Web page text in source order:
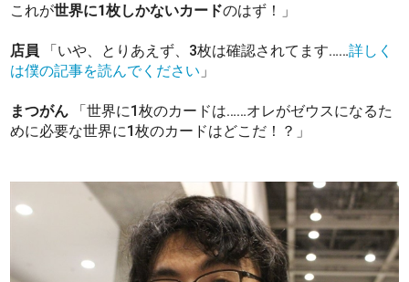
これが世界に1枚しかないカードのはず！」
店員 「いや、とりあえず、3枚は確認されてます……詳しく
は僕の記事を読んでください 」
まつがん 「世界に1枚のカードは……オレがゼウスになるた
めに必要な世界に1枚のカードはどこだ！？」